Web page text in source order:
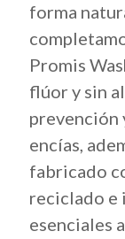
forma
Promis
flúor y sin
prevención
encías,
fabricado
reciclado e
esenciales